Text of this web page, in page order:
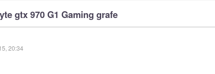
gtx 970 G1 Gaming grafe
20:34